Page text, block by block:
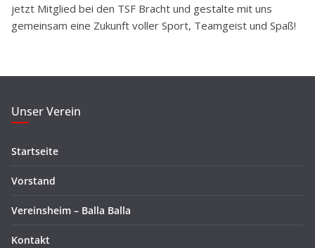
jetzt Mitglied bei den TSF Bracht und gestalte mit uns
gemeinsam eine Zukunft voller Sport, Teamgeist und Spaß!
Unser Verein
Startseite
Vorstand
Vereinsheim – Balla Balla
Kontakt